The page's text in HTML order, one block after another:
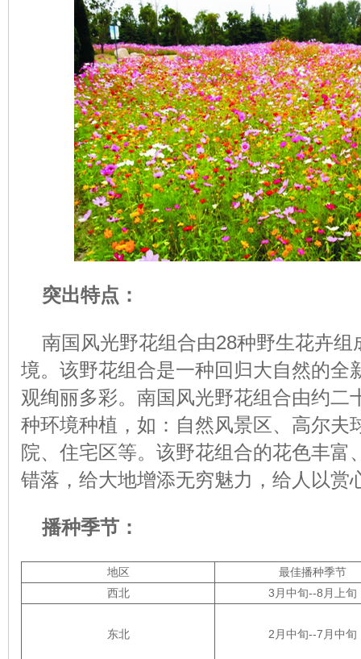
突出特点：
南国风光野花组合由28种野生花卉
境。该野花组合是一种回归大自然的全
观绚丽多彩。南国风光野花组合由约二
种环境种植，如：自然风景区、高尔夫
院、住宅区等。该野花组合的花色丰富
错落，给大地增添无穷魅力，给人以赏
播种季节：
地区
最佳播种季节
西北
3月中旬--8月上旬
东北 2月中旬--7月中旬